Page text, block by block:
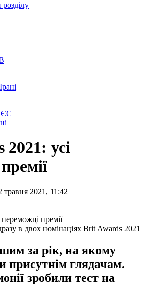
ЄС
усі
травня 2021, 11:42
в двох номінаціях Brit Awards 2021
за рік, на якому
присутнім глядачам.
зробили тест на